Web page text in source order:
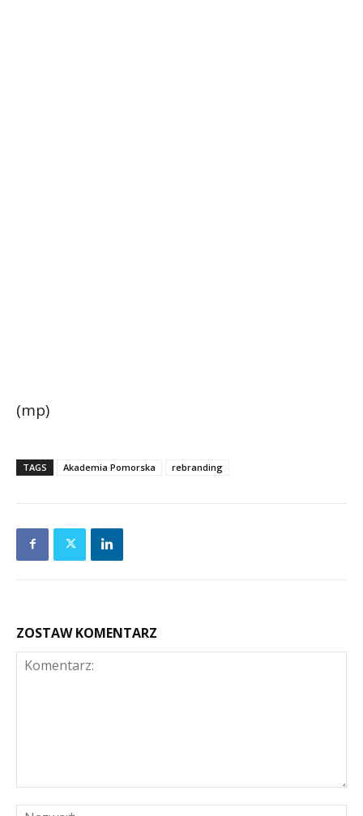
(mp)
TAGS Akademia Pomorska rebranding
ZOSTAW KOMENTARZ